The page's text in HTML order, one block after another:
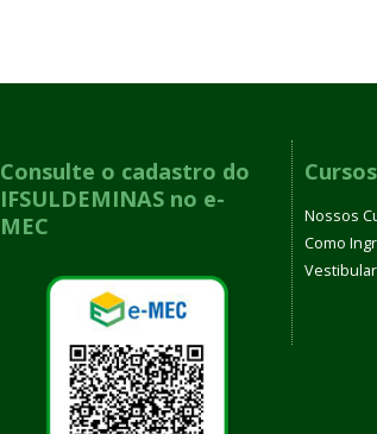
Consulte o cadastro do
IFSULDEMINAS no e-
MEC
Cursos
Nossos
Como
Vestibular